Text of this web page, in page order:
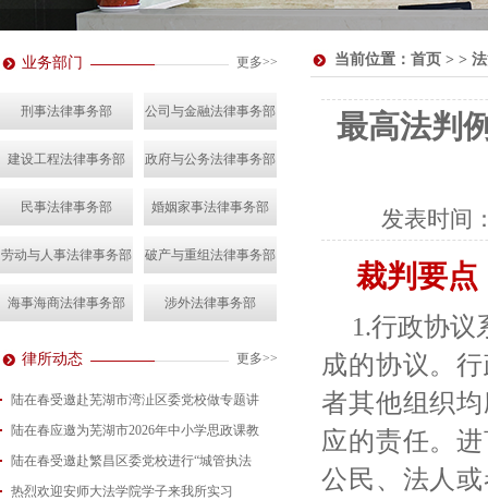
业务部门 更多>>
刑事法律事务部 公司与金融法律事务部
建设工程法律事务部 政府与公务法律事务部
民事法律事务部 婚姻家事法律事务部
劳动与人事法律事务部 破产与重组法律事务部
海事海商法律事务部 涉外法律事务部
律所动态 更多>>
陆在春受邀赴芜湖市湾沚区委党校做专题讲
2026-08-04
陆在春应邀为芜湖市2026年中小学思政课教
2026-07-24
陆在春受邀赴繁昌区委党校进行“城管执法
2026-07-15
热烈欢迎安师大法学院学子来我所实习
当前位置： 首页 > >
最高法判
发表时间
裁判要点
1.行政协议
成的协议。
者其他组织
应的责任。
公民、法人